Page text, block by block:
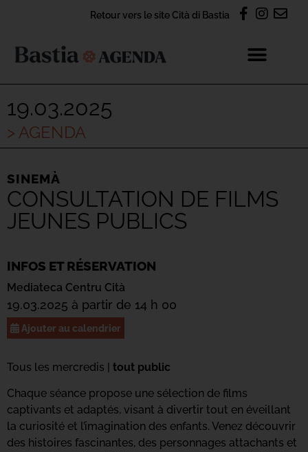
Retour vers le site Cità di Bastia
19.03.2025
> AGENDA
SINEMÀ
CONSULTATION DE FILMS
JEUNES PUBLICS
INFOS ET RÉSERVATION
Mediateca Centru Cità
19.03.2025 à partir de 14 h 00
Ajouter au calendrier
Tous les mercredis | tout public
Chaque séance propose une sélection de films
captivants et adaptés, visant à divertir tout en éveillant
la curiosité et l’imagination des enfants. Venez découvrir
des histoires fascinantes, des personnages attachants et